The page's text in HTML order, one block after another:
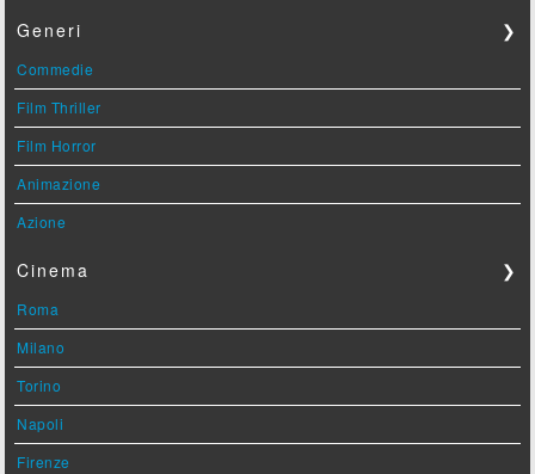
Generi ❯
Commedie
Film Thriller
Film Horror
Animazione
Azione
Cinema ❯
Roma
Milano
Torino
Napoli
Firenze